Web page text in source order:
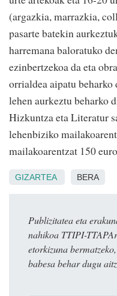
(argazkia, marrazkia,
pasarte batekin
harremana baloratuko
ezinbertzekoa da eta
orrialdea aipatu
lehen aurkeztu beharko
Hizkuntza eta Literatur
lehenbiziko
mailakoarentzat 150
GIZARTEA BERA
Publizitatea eta
nahikoa TTIPI-
etorkizuna
babesa behar dugu